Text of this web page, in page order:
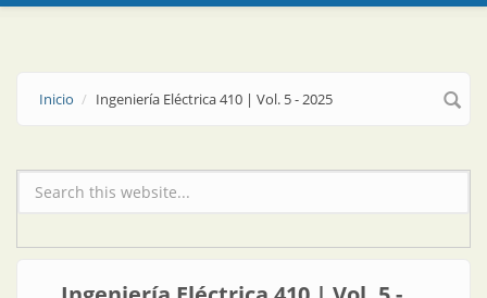
Inicio Ingeniería Eléctrica 410 | Vol. 5 - 2025
Formulario de búsqueda